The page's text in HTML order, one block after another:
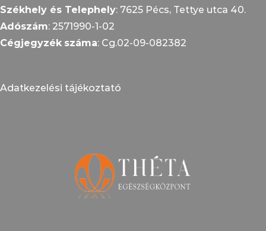
Székhely és Telephely: 7625 Pécs, Tettye utca 40.
Adószám: 2571990-1-02
Cégjegyzék száma: Cg.02-09-082382
Adatkezelési tájékoztató